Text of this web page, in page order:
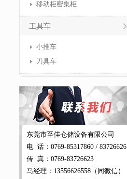
移动柜密集柜
工具车
小推车
刀具车
东莞市至佳仓储设备有限公司
电 话：0769-85317860 / 83726626
传 真：0769-83726623
马经理：13556626558（同微信）